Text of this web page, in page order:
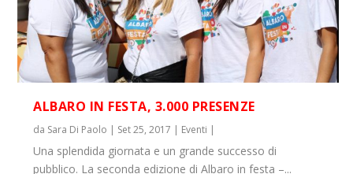
ALBARO IN FESTA, 3.000 PRESENZE
da Sara Di Paolo | Set 25, 2017 | Eventi |
Una splendida giornata e un grande successo di
pubblico. La seconda edizione di Albaro in festa –...